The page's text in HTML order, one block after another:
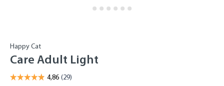
Happy Cat
Care Adult Light